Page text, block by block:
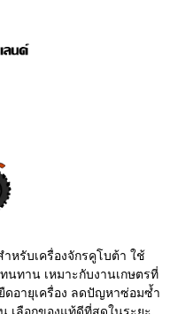
หรับเครื่องจักรคูโบต้า ใช้
นทาน เหมาะกับงานเกษตรที่
ดอายุเครื่อง ลดปัญหาซ่อมซ้ำ
เลือกของแท้ดีที่สุดในระยะ